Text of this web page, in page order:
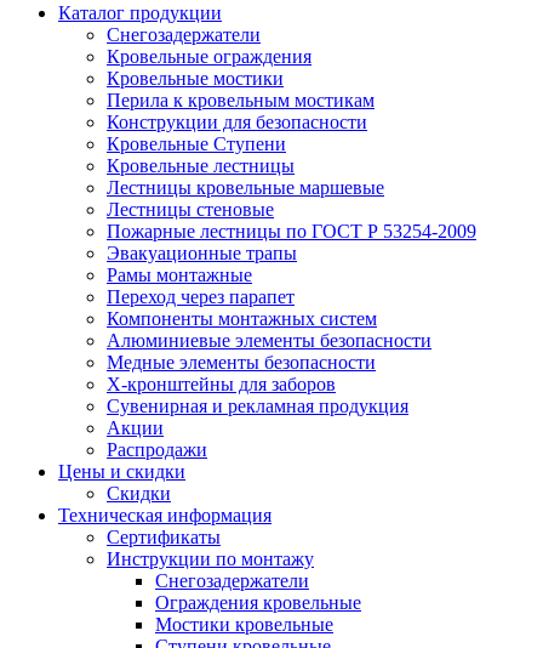
Каталог продукции
Снегозадержатели
Кровельные ограждения
Кровельные мостики
Перила к кровельным мостикам
Конструкции для безопасности
Кровельные Ступени
Кровельные лестницы
Лестницы кровельные маршевые
Лестницы стеновые
Пожарные лестницы по ГОСТ Р 53254-2009
Эвакуационные трапы
Рамы монтажные
Переход через парапет
Компоненты монтажных систем
Алюминиевые элементы безопасности
Медные элементы безопасности
X-кронштейны для заборов
Сувенирная и рекламная продукция
Акции
Распродажи
Цены и скидки
Скидки
Техническая информация
Сертификаты
Инструкции по монтажу
Снегозадержатели
Ограждения кровельные
Мостики кровельные